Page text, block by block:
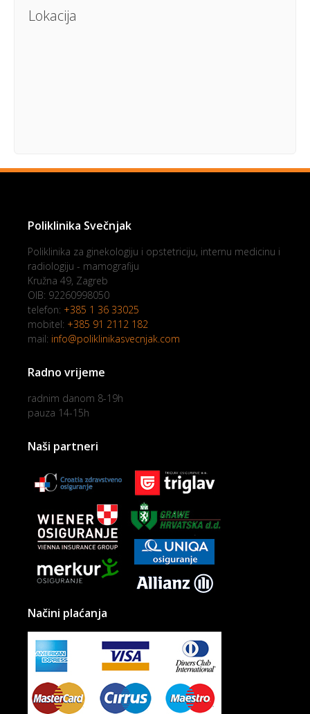
Lokacija
Poliklinika Svečnjak
Poliklinika za ginekologiju i opstetriciju, internu medicinu i
radiologiju - mamografiju
Kružna 49, Zagreb
OIB: 92260998050
telefon: +385 1 36 33025
mobitel: +385 91 2112 182
mail: info@poliklinikasvecnjak.com
Radno vrijeme
radnim danom 8-19h
pauza 14-15h
Naši partneri
Načini plaćanja